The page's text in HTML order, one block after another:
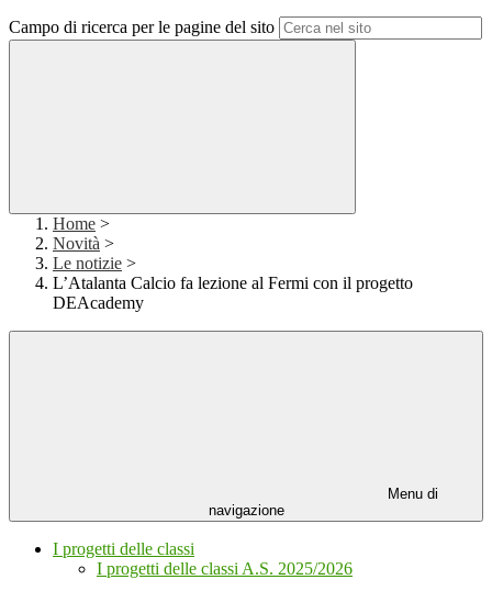
Campo di ricerca per le pagine del sito
Home >
Novità >
Le notizie >
L’Atalanta Calcio fa lezione al Fermi con il progetto
DEAcademy
Menu di
navigazione
I progetti delle classi
I progetti delle classi A.S. 2025/2026